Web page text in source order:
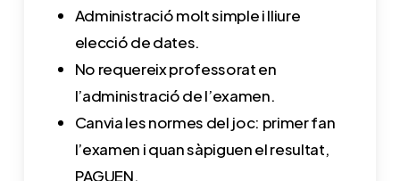
Administració molt simple i lliure
elecció de dates.
No requereix professorat en
l’administració de l’examen.
Canvia les normes del joc: primer fan
l’examen i quan sàpiguen el resultat,
PAGUEN.